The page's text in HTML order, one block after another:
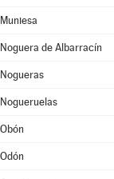
Muniesa
Noguera de Albarracín
Nogueras
Nogueruelas
Obón
Odón